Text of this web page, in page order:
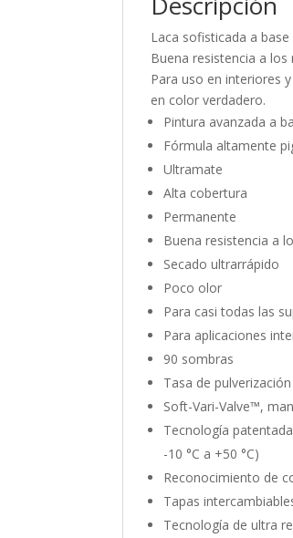
Laca sofisticada a
Buena resistencia a
Para uso en interiores
en color verdadero.
Pintura avanzada a
Fórmula altamente
Ultramate
Alta cobertura
Permanente
Buena resistencia a
Secado ultrarrápido
Poco olor
Para casi todas las
Para aplicaciones
90 sombras
Tasa de
Soft-Vari-Valve™,
Tecnología
-10 °C a +50 °C)
Reconocimiento de
Tapas
Tecnología de ultra